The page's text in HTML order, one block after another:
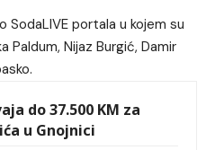
portala u kojem su
Paldum, Nijaz Burgić, Damir
do 37.500 KM za
u Gnojnici